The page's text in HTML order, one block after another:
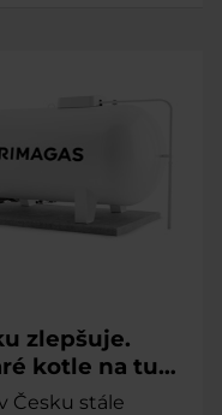
zlepšuje.
kotle na tuhá
Česku stále